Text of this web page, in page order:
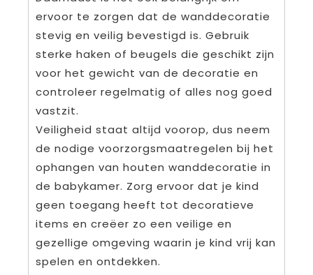
ervoor te zorgen dat de wanddecoratie
stevig en veilig bevestigd is. Gebruik
sterke haken of beugels die geschikt zijn
voor het gewicht van de decoratie en
controleer regelmatig of alles nog goed
vastzit.
Veiligheid staat altijd voorop, dus neem
de nodige voorzorgsmaatregelen bij het
ophangen van houten wanddecoratie in
de babykamer. Zorg ervoor dat je kind
geen toegang heeft tot decoratieve
items en creëer zo een veilige en
gezellige omgeving waarin je kind vrij kan
spelen en ontdekken.